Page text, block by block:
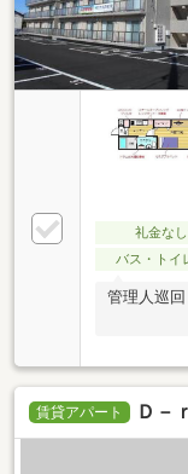
礼金なし
バス・トイ
管理人巡回
賃貸アパート Ｄ－